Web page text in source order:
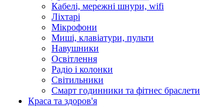
Кабелі, мережні шнури, wifi
Ліхтарі
Мікрофони
Миші, клавіатури, пульти
Навушники
Освітлення
Радіо і колонки
Світильники
Смарт годинники та фітнес браслети
Краса та здоров'я